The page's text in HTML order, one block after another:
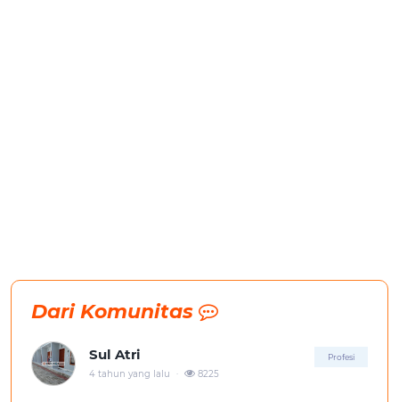
Dari Komunitas
Sul Atri Profesi
4 tahun yang lalu . 8225